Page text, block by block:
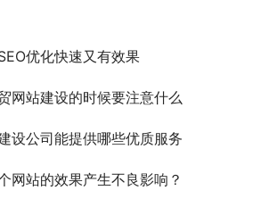
优化快速又有效果
网站建设的时候要注意什么
设公司能提供哪些优质服务
网站的效果产生不良影响？